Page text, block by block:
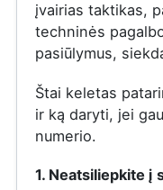
įvairias taktikas,
techninės
pasiūlymus,
Štai keletas
ir ką daryti, jei
numerio.
1. Neatsiliepkite į